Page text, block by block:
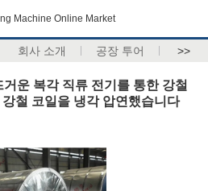
Machine Online Market
회사 소개 공장 투어 >>
운 복각 직류 전기를 통한 강철
철 코일을 냉각 압연했습니다